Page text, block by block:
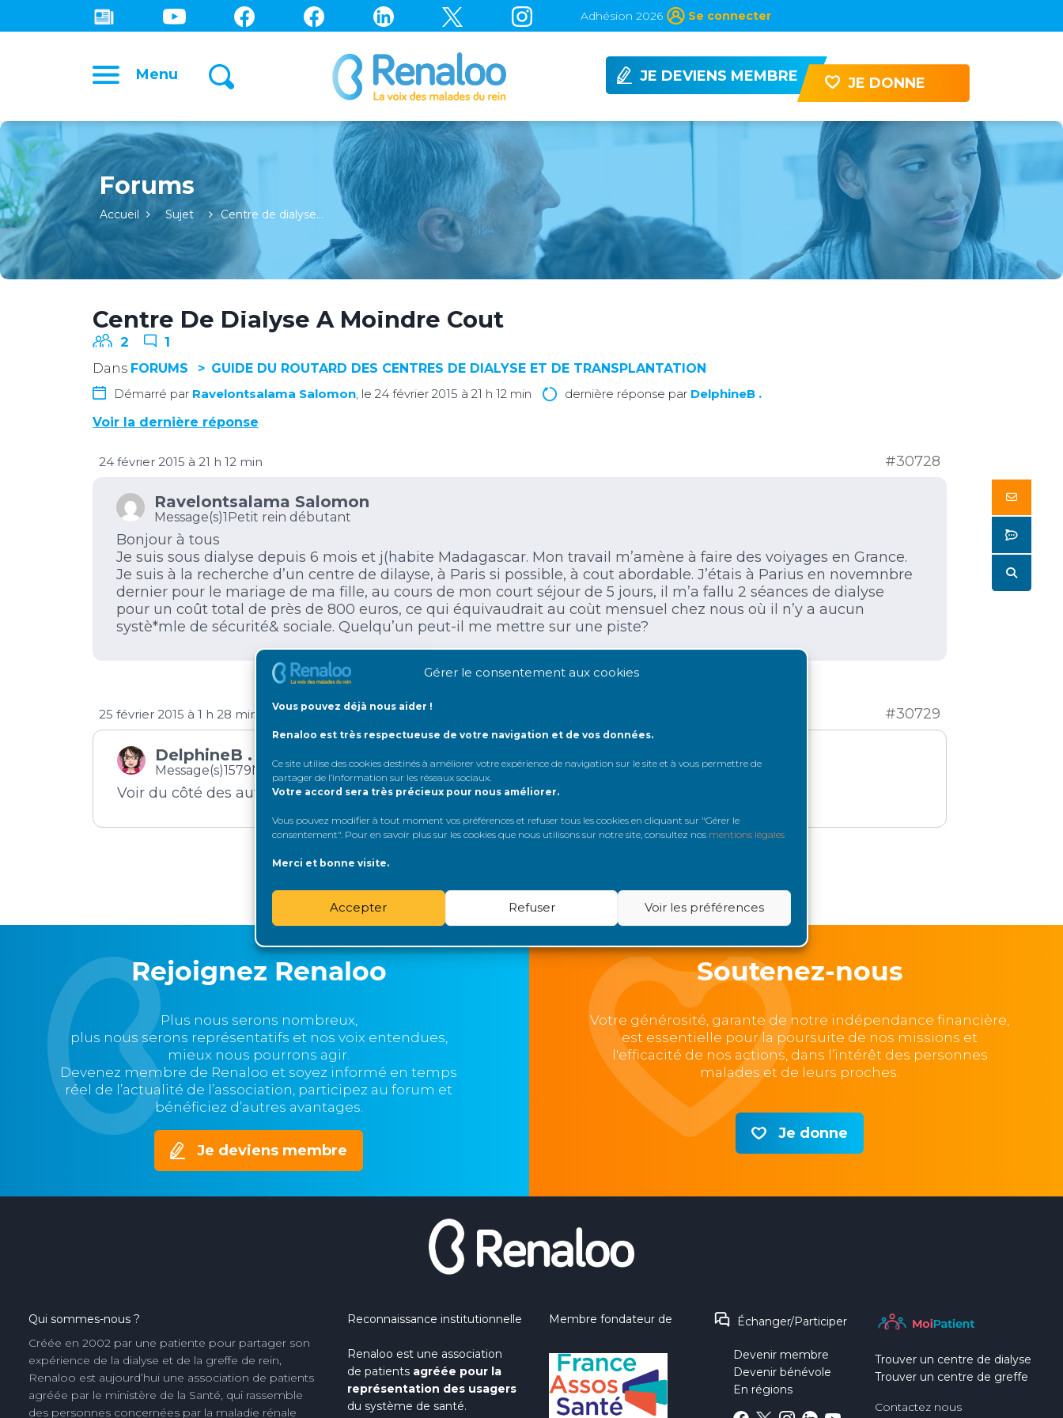
Gérer le consentement aux cookies
Vous pouvez déjà nous aider !
Renaloo est très respectueuse de votre navigation et de vos données.
Ce site utilise des cookies destinés à améliorer votre expérience de navigation sur le site et à vous permettre de
partager de l’information sur les réseaux sociaux
Votre accord sera très précieux pour nous améliorer.
Vous pouvez modifier à tout moment vos préférences et refuser tous les cookies en cliquant sur "Gérer le
consentement". Pour en savoir plus sur les cookies que nous utilisons sur notre site, consultez nos mentions légales
Merci et bonne visite.
Accepter Refuser Voir les préférences
Adhésion 2026 Se connecter
Menu JE DEVIENS MEMBRE JE DONNE
Forums
Accueil Sujet Centre de dialyse…
Centre De Dialyse A Moindre Cout
2 1
Dans FORUMS
GUIDE DU ROUTARD DES CENTRES DE DIALYSE ET DE TRANSPLANTATION
Démarré par Ravelontsalama Salomon, le 24 février 2015 à 21 h 12 min dernière réponse par DelphineB .
Voir la dernière réponse
24 février 2015 à 21 h 12 min #30728
Ravelontsalama Salomon
Message(s)1 Petit rein débutant
Bonjour à tous
Je suis sous dialyse depuis 6 mois et j(habite Madagascar. Mon travail m’amène à faire des voiyages en Grance.
Je suis à la recherche d’un centre de dilayse, à Paris si possible, à cout abordable. J’étais à Parius en novemnbre
dernier pour le mariage de ma fille, au cours de mon court séjour de 5 jours, il m’a fallu 2 séances de dialyse
pour un coût total de près de 800 euros, ce qui équivaudrait au coùt mensuel chez nous où il n’y a aucun
systè*mle de sécurité& sociale. Quelqu’un peut-il me mettre sur une piste?
25 février 2015 à 1 h 28 min #30729
DelphineB .
Message(s)1579 Néphropathe confirmé
Voir du côté des auto-dialyses..
Rejoignez Renaloo
Plus nous serons nombreux,
plus nous serons représentatifs et nos voix entendues,
mieux nous pourrons agir.
Devenez membre de Renaloo et soyez informé en temps
réel de l’actualité de l’association, participez au forum et
bénéficiez d’autres avantages.
Je deviens membre
Soutenez-nous
Votre générosité, garante de notre indépendance financière,
est essentielle pour la poursuite de nos missions et
l'efficacité de nos actions, dans l’intérêt des personnes
malades et de leurs proches.
Je donne
Qui sommes-nous ?
Créée en 2002 par une patiente pour partager son
expérience de la dialyse et de la greffe de rein,
Renaloo est aujourd’hui une association de patients
agréée par le ministère de la Santé, qui rassemble
des personnes concernées par la maladie rénale
Reconnaissance institutionnelle
Renaloo est une association
de patients agréée pour la
représentation des usagers
du système de santé.
Membre fondateur de Échanger/Participer
Devenir membre
Devenir bénévole
En régions
Trouver un centre de dialyse
Trouver un centre de greffe
Contactez nous